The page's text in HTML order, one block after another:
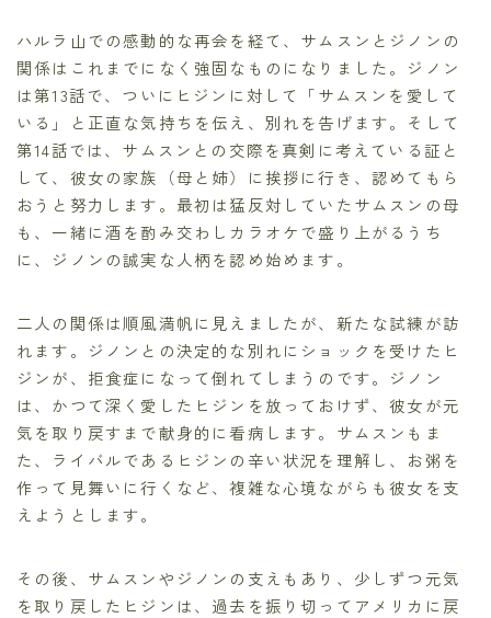
ハルラ山での感動的な再会を経て、サムスンとジノンの
関係はこれまでになく強固なものになりました。ジノン
は第13話で、ついにヒジンに対して「サムスンを愛して
いる」と正直な気持ちを伝え、別れを告げます。そして
第14話では、サムスンとの交際を真剣に考えている証と
して、彼女の家族（母と姉）に挨拶に行き、認めてもら
おうと努力します。最初は猛反対していたサムスンの母
も、一緒に酒を酌み交わしカラオケで盛り上がるうち
に、ジノンの誠実な人柄を認め始めます。
二人の関係は順風満帆に見えましたが、新たな試練が訪
れます。ジノンとの決定的な別れにショックを受けたヒ
ジンが、拒食症になって倒れてしまうのです。ジノン
は、かつて深く愛したヒジンを放っておけず、彼女が元
気を取り戻すまで献身的に看病します。サムスンもま
た、ライバルであるヒジンの辛い状況を理解し、お粥を
作って見舞いに行くなど、複雑な心境ながらも彼女を支
えようとします。
その後、サムスンやジノンの支えもあり、少しずつ元気
を取り戻したヒジンは、過去を振り切ってアメリカに戻